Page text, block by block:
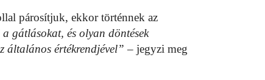
párosítjuk, ekkor történnek az
gátlásokat, és olyan döntések
általános értékrendjével” – jegyzi meg